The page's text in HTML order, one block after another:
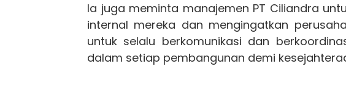
Ia juga meminta manajemen PT Ciliandra
internal mereka dan mengingatkan
untuk selalu berkomunikasi dan
dalam setiap pembangunan demi